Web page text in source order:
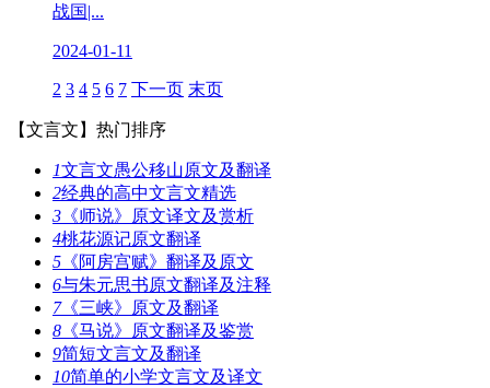
战国|...
2024-01-11
2 3 4 5 6 7 下一页 末页
【文言文】 热门排序
1文言文愚公移山原文及翻译
2经典的高中文言文精选
3 《师说》原文译文及赏析
4桃花源记原文翻译
5 《阿房宫赋》翻译及原文
6与朱元思书原文翻译及注释
7《三峡》原文及翻译
8 《马说》原文翻译及鉴赏
9简短文言文及翻译
10简单的小学文言文及译文